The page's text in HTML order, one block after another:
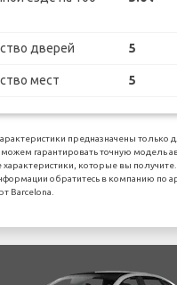
дверей 5
мест 5
предназначены
гарантировать точную модель
характеристики, которые вы
обратитесь в компанию по
Barcelona.